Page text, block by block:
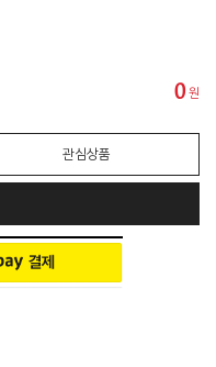
0 원
관심상품